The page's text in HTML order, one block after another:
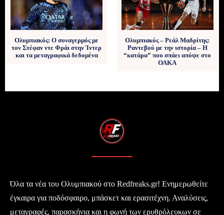
Ολυμπιακός: Ο συναγερμός με
τον Στέφαν ντε Φράι στην Ίντερ
και τα μεταγραφικά δεδομένα
Ολυμπιακός – Ρεάλ Μαδρίτης:
Ραντεβού με την ιστορία – Η
“κατάρα” που σπάει απόψε στο
ΟΑΚΑ
Όλα τα νέα του Ολυμπιακού στο Redfreaks.gr! Ενημερωθείτε
έγκαιρα για ποδόσφαιρο, μπάσκετ και ερασιτέχνη. Αναλύσεις,
μεταγραφές, παρασκήνια και η φωνή των ερυθρόλευκων σε